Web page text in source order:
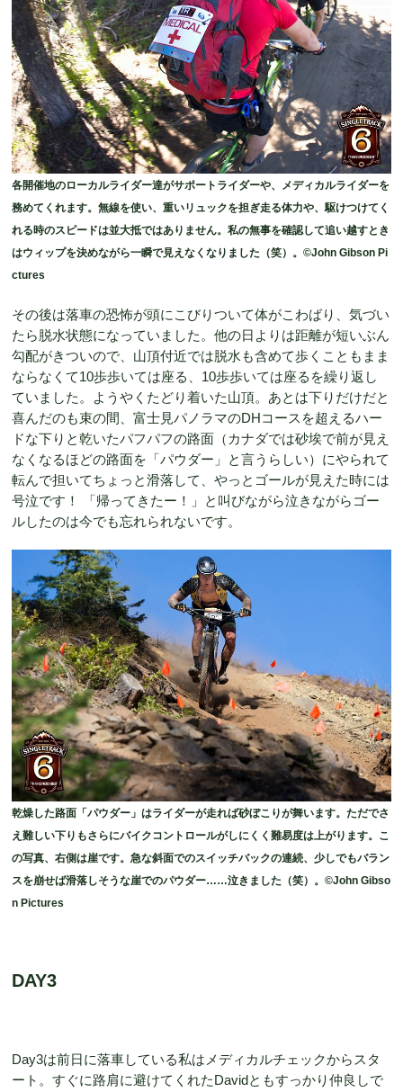
各開催地のローカルライダー達がサポートライダーや、メディカルライダーを
務めてくれます。無線を使い、重いリュックを担ぎ走る体力や、駆けつけてく
れる時のスピードは並大抵ではありません。私の無事を確認して追い越すとき
はウィップを決めながら一瞬で見えなくなりました（笑）。©John Gibson Pi
ctures
その後は落車の恐怖が頭にこびりついて体がこわばり、気づい
たら脱水状態になっていました。他の日よりは距離が短いぶん
勾配がきついので、山頂付近では脱水も含めて歩くこともまま
ならなくて10歩歩いては座る、10歩歩いては座るを繰り返し
ていました。ようやくたどり着いた山頂。あとは下りだけだと
喜んだのも束の間、富士見パノラマのDHコースを超えるハー
ドな下りと乾いたパフパフの路面（カナダでは砂埃で前が見え
なくなるほどの路面を「パウダー」と言うらしい）にやられて
転んで担いてちょっと滑落して、やっとゴールが見えた時には
号泣です！ 「帰ってきたー！」と叫びながら泣きながらゴー
ルしたのは今でも忘れられないです。
乾燥した路面「パウダー」はライダーが走れば砂ぼこりが舞います。ただでさ
え難しい下りもさらにバイクコントロールがしにくく難易度は上がります。こ
の写真、右側は崖です。急な斜面でのスイッチバックの連続、少しでもバラン
スを崩せば滑落しそうな崖でのパウダー……泣きました（笑）。©John Gibso
n Pictures
DAY3
Day3は前日に落車している私はメディカルチェックからスタ
ート。すぐに路肩に避けてくれたDavidともすっかり仲良しで